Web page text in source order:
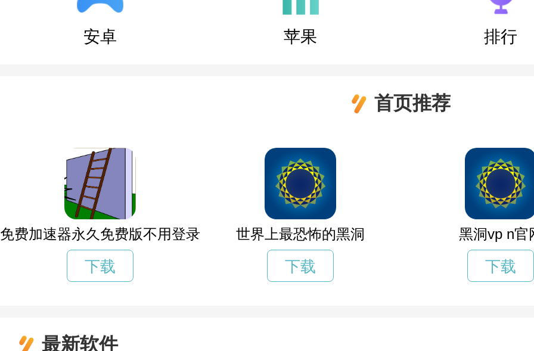
安卓 苹果 排行
首页推荐
免费加速器永久免费版不用登录
下载
世界上最恐怖的黑洞
下载
黑洞vp n官
下载
最新软件